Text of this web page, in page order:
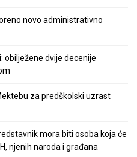
novo administrativno
obilježene dvije decenije
za predškolski uzrast
mora biti osoba koja će
njenih naroda i građana